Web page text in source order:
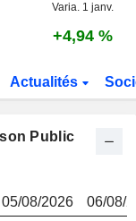
Varia. 1 janv.
+4,94 %
Actualités
Public
05/08/2026
06/08/